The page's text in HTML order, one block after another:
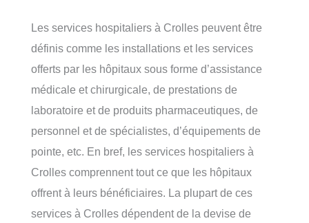
Les services hospitaliers à Crolles peuvent être
définis comme les installations et les services
offerts par les hôpitaux sous forme d’assistance
médicale et chirurgicale, de prestations de
laboratoire et de produits pharmaceutiques, de
personnel et de spécialistes, d’équipements de
pointe, etc. En bref, les services hospitaliers à
Crolles comprennent tout ce que les hôpitaux
offrent à leurs bénéficiaires. La plupart de ces
services à Crolles dépendent de la devise de